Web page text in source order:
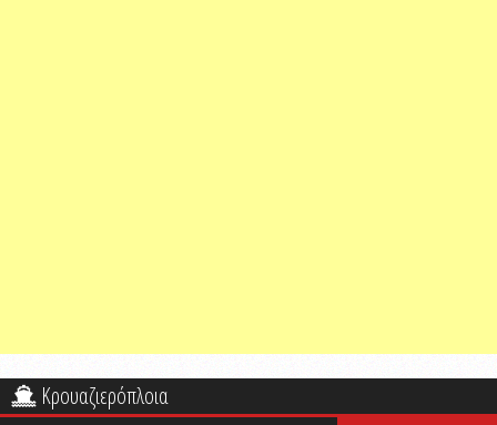
Κρουαζιερόπλοια